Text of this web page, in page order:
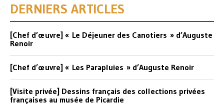
DERNIERS ARTICLES
[Chef d’œuvre] « Le Déjeuner des Canotiers » d’Auguste
Renoir
[Chef d’œuvre] « Les Parapluies » d’Auguste Renoir
[Visite privée] Dessins français des collections privées
françaises au musée de Picardie